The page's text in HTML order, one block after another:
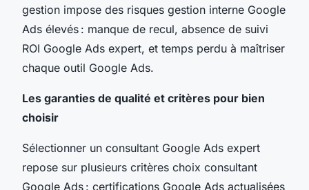
gestion impose des risques gestion interne Google
Ads élevés : manque de recul, absence de suivi
ROI Google Ads expert, et temps perdu à maîtriser
chaque outil Google Ads.
Les garanties de qualité et critères pour bien
choisir
Sélectionner un consultant Google Ads expert
repose sur plusieurs critères choix consultant
Google Ads : certifications Google Ads actualisées